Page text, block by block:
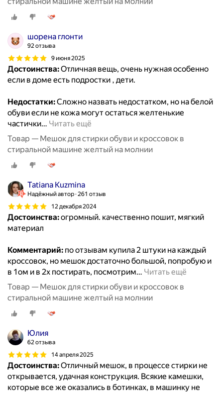
шорена глонти
92 отзыва
9 июня 2025
Достоинства:Отличная вещь, очень нужная особенно
если в доме есть подростки , дети.
Недостатки:Сложно назвать недостатком, но на белой
обуви если не кожа могут остаться желтенькие
частички… Читать ещё
Товар — Мешок для стирки обуви и кроссовок в
стиральной машине желтый на молнии
Tatiana Kuzmina
Надёжный автор 261 отзыв
12 декабря 2024
Достоинства:огромный. качественно пошит, мягкий
материал
Комментарий: по отзывам купила 2 штуки на каждый
кроссовок, но мешок достаточно большой, попробую и
в 1ом и в 2х постирать, посмотрим… Читать ещё
Товар — Мешок для стирки обуви и кроссовок в
стиральной машине желтый на молнии
Юлия
62 отзыва
14 апреля 2025
Достоинства:Отличный мешок, в процессе стирки не
открывается, удачная конструкция. Всякие камешки,
которые все же оказались в ботинках, в машинку не